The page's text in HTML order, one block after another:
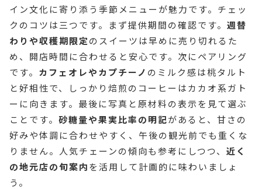
イン文化に寄り添う季節メニューが魅力です。チェッ
クのコツは三つです。まず提供期間の確認です。 週替
わりや収穫期限定のスイーツは早めに売り切れるた
め、開店時間に合わせると安心です。次にペアリング
です。 カフェオレやカプチーノ のミルク感は桃タルト
と好相性で、しっかり焙煎のコーヒーはカカオ系ガト
ーに向きます。最後に写真と原材料の表示を見て選ぶ
ことです。 砂糖量や果実比率の明記があると、甘さの
好みや体調に合わせやすく、午後の観光前でも重くな
りません。人気チェーンの傾向も参考にしつつ、 近く
の地元店の旬案内を活用して計画的に味わいましょ
う。